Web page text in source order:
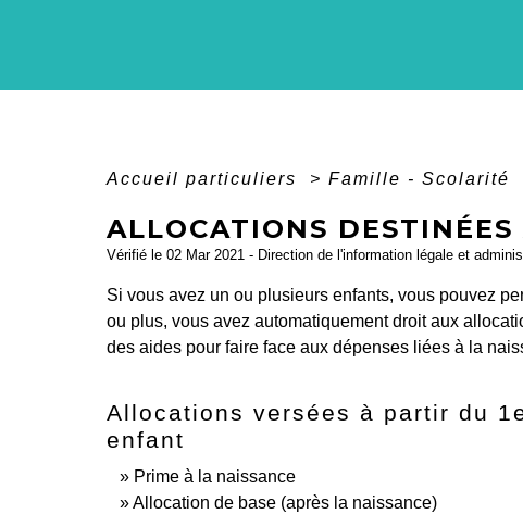
Accueil particuliers > Famille - Scolarité
ALLOCATIONS
Vérifié le 02 Mar 2021 - Direction de l'information légale et
Si vous avez un ou plusieurs enfants, vous pouvez
ou plus, vous avez automatiquement droit aux
des aides pour faire face aux dépenses liées à la
Allocations versées à partir du
enfant
Prime à la naissance
Allocation de base (après la naissance)